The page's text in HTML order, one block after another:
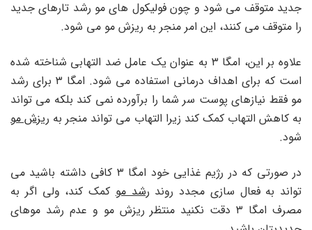
جدید متوقف می شود و چون فولیکول های مو رشد تارهای جدید
را متوقف می کنند، این امر منجر به ریزش مو می شود.
علاوه بر این، امگا ۳ به عنوان یک عامل ضد التهابی شناخته شده
است که برای اهداف درمانی استفاده می شود. امگا ۳ برای رشد
مو فقط نیازهای پوست سر شما را برآورده نمی کند بلکه می تواند
به کاهش التهاب کمک کند زیرا التهاب می تواند منجر به ریزش مو
شود.
در صورتی که در رژیم غذایی خود امگا ۳ کافی داشته باشید می
تواند به فعال سازی مجدد روند رشد موکمک کند، ولی اگر به
مصرف امگا ۳ دقت نکنید منتظر ریزش مو و عدم رشد موهای